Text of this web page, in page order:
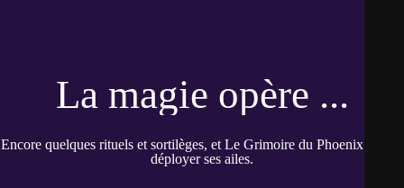
La magie opère ...
Encore quelques rituels et sortilèges, et Le Grimoire du Phoenix pourra
déployer ses ailes.